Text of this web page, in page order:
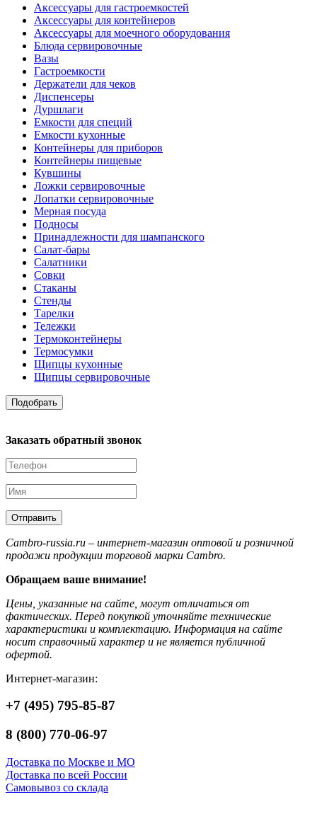
Аксессуары для гастроемкостей
Аксессуары для контейнеров
Аксессуары для моечного оборудования
Блюда сервировочные
Вазы
Гастроемкости
Держатели для чеков
Диспенсеры
Дуршлаги
Емкости для специй
Емкости кухонные
Контейнеры для приборов
Контейнеры пищевые
Кувшины
Ложки сервировочные
Лопатки сервировочные
Мерная посуда
Подносы
Принадлежности для шампанского
Салат-бары
Салатники
Совки
Стаканы
Стенды
Тарелки
Тележки
Термоконтейнеры
Термосумки
Щипцы кухонные
Щипцы сервировочные
Подобрать
Заказать обратный звонок
Отправить
Сambro-russia.ru – интернет-магазин оптовой и розничной
продажи продукции торговой марки Cambro.
Обращаем ваше внимание!
Цены, указанные на сайте, могут отличаться от
фактических. Перед покупкой уточняйте технические
характеристики и комплектацию. Информация на сайте
носит справочный характер и не является публичной
офертой.
Интернет-магазин:
+7 (495) 795-85-87
8 (800) 770-06-97
Доставка по Москве и МО
Доставка по всей России
Самовывоз со склада